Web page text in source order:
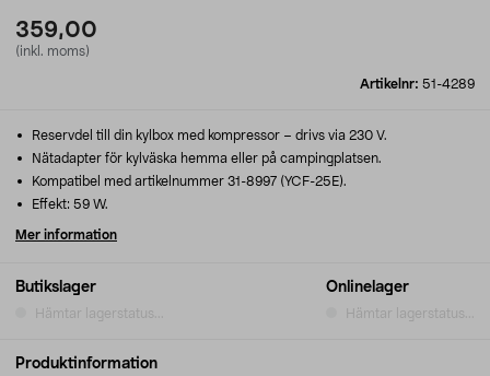
359,00
(inkl. moms)
Artikelnr: 51-4289
Butikslager
Hämtar lagerstatus...
Onlinelager
Hämtar lagerstatus...
Reservdel till din kylbox med kompressor – drivs via 230 V.
Nätadapter för kylväska hemma eller på campingplatsen.
Kompatibel med artikelnummer 31-8997 (YCF-25E).
Effekt: 59 W.
Mer information
Produktinformation